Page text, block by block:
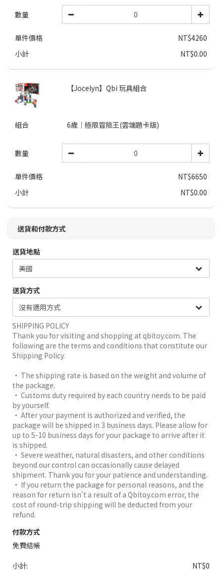
數量
單件價格
NT$4260
小計
NT$0.00
【Jocelyn】Qbi 玩具組合
組合 6歲｜極限冒險王(雲端題卡版)
數量
單件價格
NT$6650
小計
NT$0.00
送貨和付款方式
送貨地點
送貨方式
SHIPPING POLICY
Thank you for visiting and shopping at qbitoy.com. The
following are the terms and conditions that constitute our
Shipping Policy.
• The shipping rate is based on the weight and volume of
the package.
• Customs duty required by each country needs to be paid
by yourself.
• After your payment is authorized and verified, the
package will be shipped in 3 business days. Please allow for
up to 5-10 business days for your package to arrive after it
is shipped.
• Severe weather, natural disasters, and other conditions
beyond our control can occasionally cause delayed
shipment. Thank you for your patience and understanding.
• If you return the package for personal reasons, and the
reason for return isn't a result of a Qbitoy.com error, the
cost of round-trip shipping will be deducted from your
refund.
付款方式
免費結帳
小計: NT$0